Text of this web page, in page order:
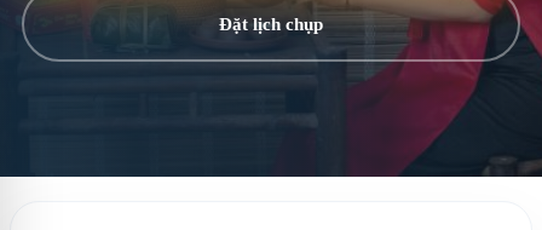
Đặt lịch chụp